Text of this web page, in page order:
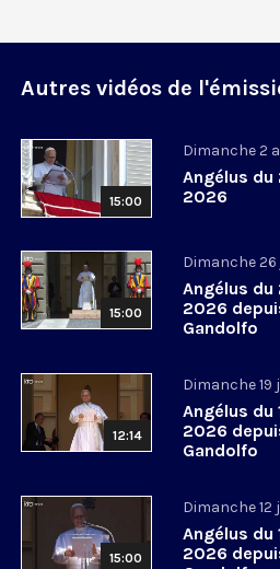
Autres vidéos de
15:00
Dimanche 2
Angélus du
2026
15:00
Dimanche
Angélus
2026
Gandolfo
12:14
Dimanche 19
Angélus du
2026
Gandolfo
15:00
Dimanche 12
Angélus du
2026